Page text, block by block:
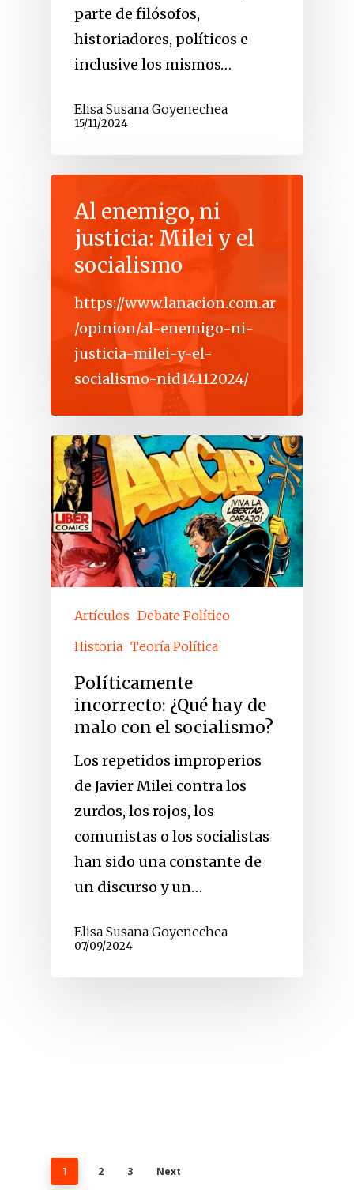
parte de filósofos,
historiadores, políticos e
inclusive los mismos…
Elisa Susana Goyenechea
15/11/2024
Al enemigo, ni
justicia: Milei y el
socialismo
https://www.lanacion.com.ar
/opinion/al-enemigo-ni-
justicia-milei-y-el-
socialismo-nid14112024/
Artículos Debate Político
Historia Teoría Política
Políticamente
incorrecto: ¿Qué hay de
malo con el socialismo?
Los repetidos improperios
de Javier Milei contra los
zurdos, los rojos, los
comunistas o los socialistas
han sido una constante de
un discurso y un…
Elisa Susana Goyenechea
07/09/2024
1 2 3 Next